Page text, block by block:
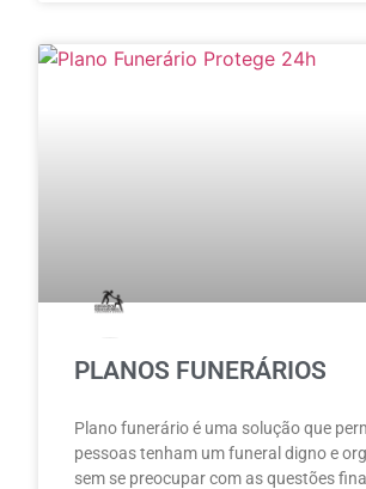
PLANOS FUNERÁRIOS
Plano funerário é uma solução que
pessoas tenham um funeral digno e
sem se preocupar com as questões